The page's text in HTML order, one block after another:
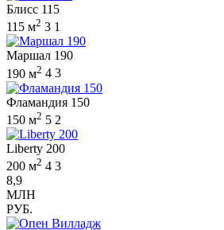
Блисс 115
115 м2 3 1
Маршал 190
190 м2 4 3
Фламандия 150
150 м2 5 2
Liberty 200
200 м2 4 3
8,9
МЛН
РУБ.